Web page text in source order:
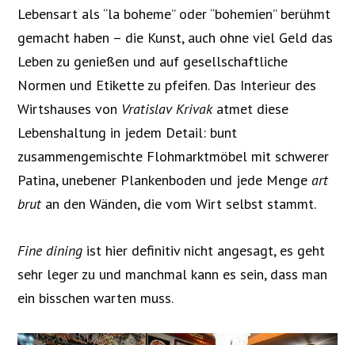
Lebensart als “la boheme” oder “bohemien” berühmt
gemacht haben – die Kunst, auch ohne viel Geld das
Leben zu genießen und auf gesellschaftliche
Normen und Etikette zu pfeifen. Das Interieur des
Wirtshauses von Vratislav Krivakatmet diese
Lebenshaltung in jedem Detail: bunt
zusammengemischte Flohmarktmöbel mit schwerer
Patina, unebener Plankenboden und jede Mengeart
brutan den Wänden, die vom Wirt selbst stammt.
Fine dining ist hier definitiv nicht angesagt, es geht
sehr leger zu und manchmal kann es sein, dass man
ein bisschen warten muss.